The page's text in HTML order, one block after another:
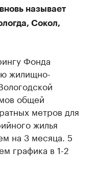
называет
Сокол,
Фонда
жилищно-
общей
метров для
жилья
на 3 месяца. 5
графика в 1-2